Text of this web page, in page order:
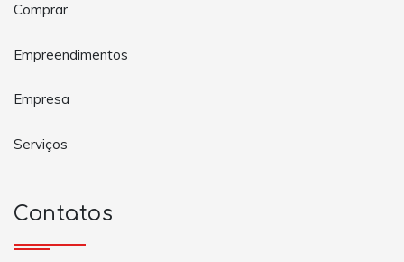
Comprar
Empreendimentos
Empresa
Serviços
Contatos